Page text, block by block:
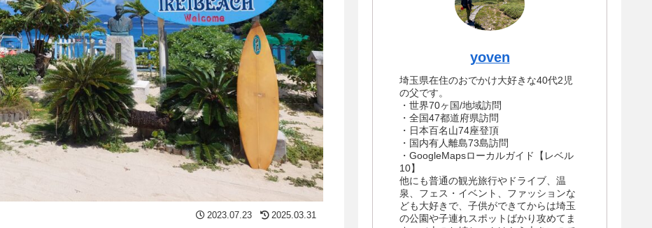
2023.07.23 2025.03.31
yoven
埼玉県在住のおでかけ大好きな40代2児
の父です。
・世界70ヶ国/地域訪問
・全国47都道府県訪問
・日本百名山74座登頂
・国内有人離島73島訪問
・GoogleMapsローカルガイド【レベル
10】
他にも普通の観光旅行やドライブ、温
泉、フェス・イベント、ファッションな
ども大好きで、子供ができてからは埼玉
の公園や子連れスポットばかり攻めてま